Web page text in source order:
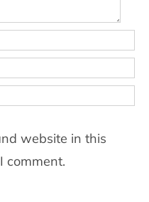
website in this
comment.